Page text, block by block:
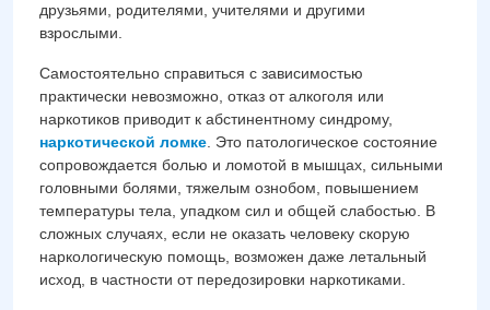
друзьями, родителями, учителями и другими
взрослыми.
Самостоятельно справиться с зависимостью
практически невозможно, отказ от алкоголя или
наркотиков приводит к абстинентному синдрому,
наркотической ломке . Это патологическое состояние
сопровождается болью и ломотой в мышцах, сильными
головными болями, тяжелым ознобом, повышением
температуры тела, упадком сил и общей слабостью. В
сложных случаях, если не оказать человеку скорую
наркологическую помощь, возможен даже летальный
исход, в частности от передозировки наркотиками.